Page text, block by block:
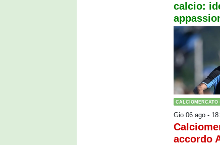
calcio:
CALCIOMERCATO
Gio 06 ago -
accordo